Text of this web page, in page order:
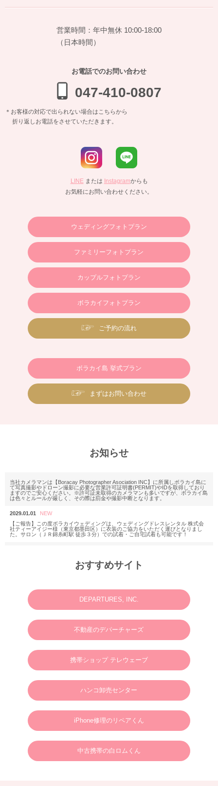
営業時間：年中無休 10:00-18:00
（日本時間）
お電話でのお問い合わせ
047-410-0807
＊お客様の対応で出られない場合はこちらから
折り返しお電話をさせていただきます。
LINE または Instagramからも
お気軽にお問い合わせください。
ウェディングフォトプラン
ファミリーフォトプラン
カップルフォトプラン
ボラカイフォトプラン
ご予約の流れ
ボラカイ島 挙式プラン
まずはお問い合わせ
お知らせ
当社カメラマンは【Boracay Photographer Asociation INC】に所属しボラカイ島に
て写真撮影やドローン撮影に必要な営業許可証明書(PERMIT)やIDを取得しており
ますのでご安心ください。※許可証未取得のカメラマンも多いですが、ボラカイ島
は色々とルールが厳しく、その際は罰金や撮影中断となります。
2029.01.01
【ご報告】この度ボラカイウェディングは、ウェディングドレスレンタル 株式会
社ティーアイジー様（東京都墨田区）に衣装のご協力をいただく運びとなりまし
た。サロン（ＪＲ錦糸町駅 徒歩３分）での試着・ご自宅試着も可能です！
M様 2025年12月or2026年2月
ウェディングフォトお問い合わせありがとうございます。
N様 2025年7月 ウェディングフォト・動画・ドローンご予約ありがとうございま
M様 2025年4月 ウェディングフォトお問い合わせありがとうございます。
英語やタガログ語を話せる方向けプラン【 カメラマン＆ヘアメイクのみの手配と
なりますので、衣装などは全てお客様でご用意ください。128,000円(税別)】
新年のご挨拶
謹んで新年のご挨拶を申し上げます。
旧年中は格別のご支援、ご愛顧を賜り、心より御礼申し上げます。
新しい年が、皆さまにとりまして、幸多き年となりますよう心よりお祈り申し上げ
2025年1月1日
ボラカイウェディングフォト一同
2025.01.22
N様 2025年3月 ウェディングフォトご予約ありがとうございます。
おすすめサイト
DEPARTURES, INC.
不動産のデパーチャーズ
携帯ショップ テレウェーブ
ハンコ卸売センター
iPhone修理のリペアくん
中古携帯の白ロムくん